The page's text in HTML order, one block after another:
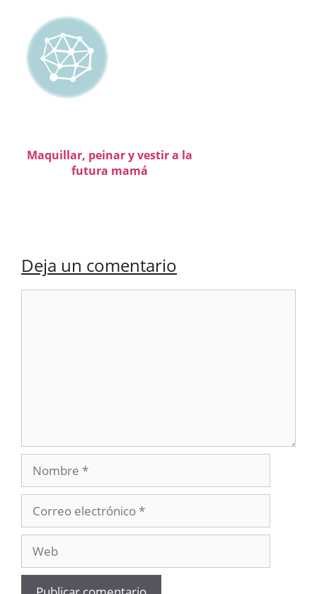
Maquillar, peinar y vestir a la
futura mamá
Deja un comentario
Nombre
electrónico